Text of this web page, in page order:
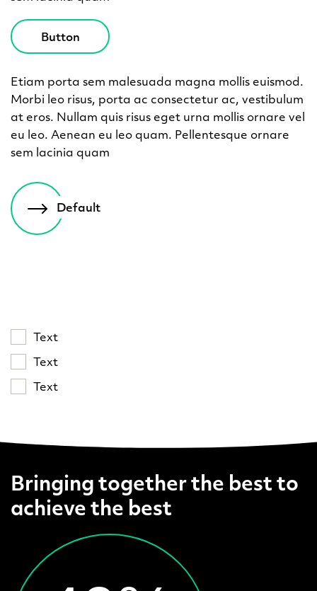
Button
Etiam porta sem malesuada magna mollis euismod.
Morbi leo risus, porta ac consectetur ac, vestibulum
at eros. Nullam quis risus eget urna mollis ornare vel
eu leo. Aenean eu leo quam. Pellentesque ornare
sem lacinia quam
Default
Text
Text
Text
Bringing together the best to
achieve the best